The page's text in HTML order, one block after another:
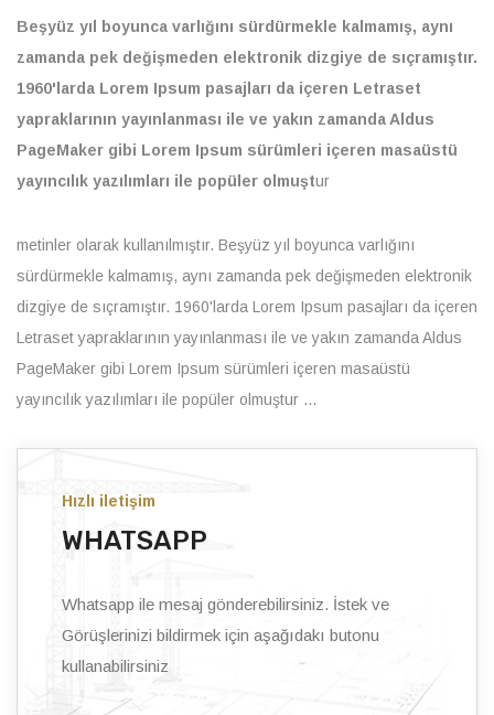
Beşyüz yıl boyunca varlığını sürdürmekle kalmamış, aynı
zamanda pek değişmeden elektronik dizgiye de sıçramıştır.
1960'larda Lorem Ipsum pasajları da içeren Letraset
yapraklarının yayınlanması ile ve yakın zamanda Aldus
PageMaker gibi Lorem Ipsum sürümleri içeren masaüstü
yayıncılık yazılımları ile popüler olmuştur
metinler olarak kullanılmıştır. Beşyüz yıl boyunca varlığını
sürdürmekle kalmamış, aynı zamanda pek değişmeden elektronik
dizgiye de sıçramıştır. 1960'larda Lorem Ipsum pasajları da içeren
Letraset yapraklarının yayınlanması ile ve yakın zamanda Aldus
PageMaker gibi Lorem Ipsum sürümleri içeren masaüstü
yayıncılık yazılımları ile popüler olmuştur ...
Hızlı iletişim
WHATSAPP
Whatsapp ile mesaj gönderebilirsiniz. İstek ve
Görüşlerinizi bildirmek için aşağıdakı butonu
kullanabilirsiniz